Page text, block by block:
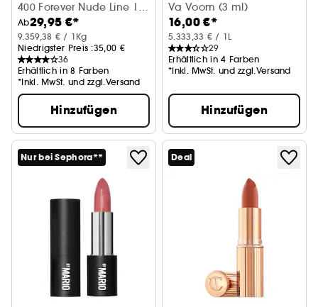
400 Forever Nude Line |
3.2 g
Ab29,95 €*
9.359,38 € / 1Kg
Niedrigster Preis :35,00 €
36
Erhältlich in 8 Farben
*Inkl. MwSt. und zzgl.Versand
Hinzufügen
Va Voom (3 ml)
16,00 €*
5.333,33 € / 1L
29
Erhältlich in 4 Farben
*Inkl. MwSt. und zzgl.Versand
Hinzufügen
Nur bei Sephora** Deal